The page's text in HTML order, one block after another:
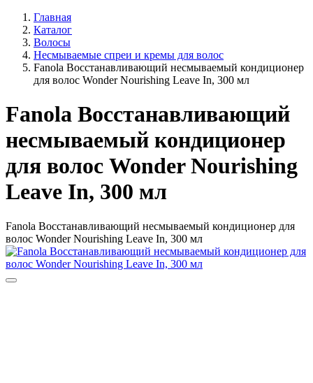
Главная
Каталог
Волосы
Несмываемые спреи и кремы для волос
Fanola Восстанавливающий несмываемый кондиционер
для волос Wonder Nourishing Leave In, 300 мл
Fanola Восстанавливающий
несмываемый кондиционер
для волос Wonder Nourishing
Leave In, 300 мл
Fanola Восстанавливающий несмываемый кондиционер для
волос Wonder Nourishing Leave In, 300 мл